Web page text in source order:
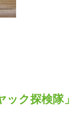
ック探検隊」